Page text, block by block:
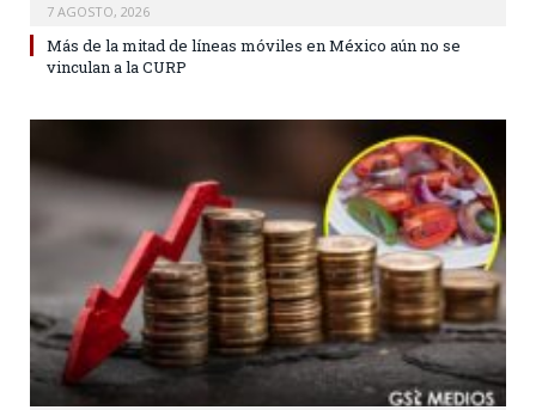
7 AGOSTO, 2026
Más de la mitad de líneas móviles en México aún no se
vinculan a la CURP